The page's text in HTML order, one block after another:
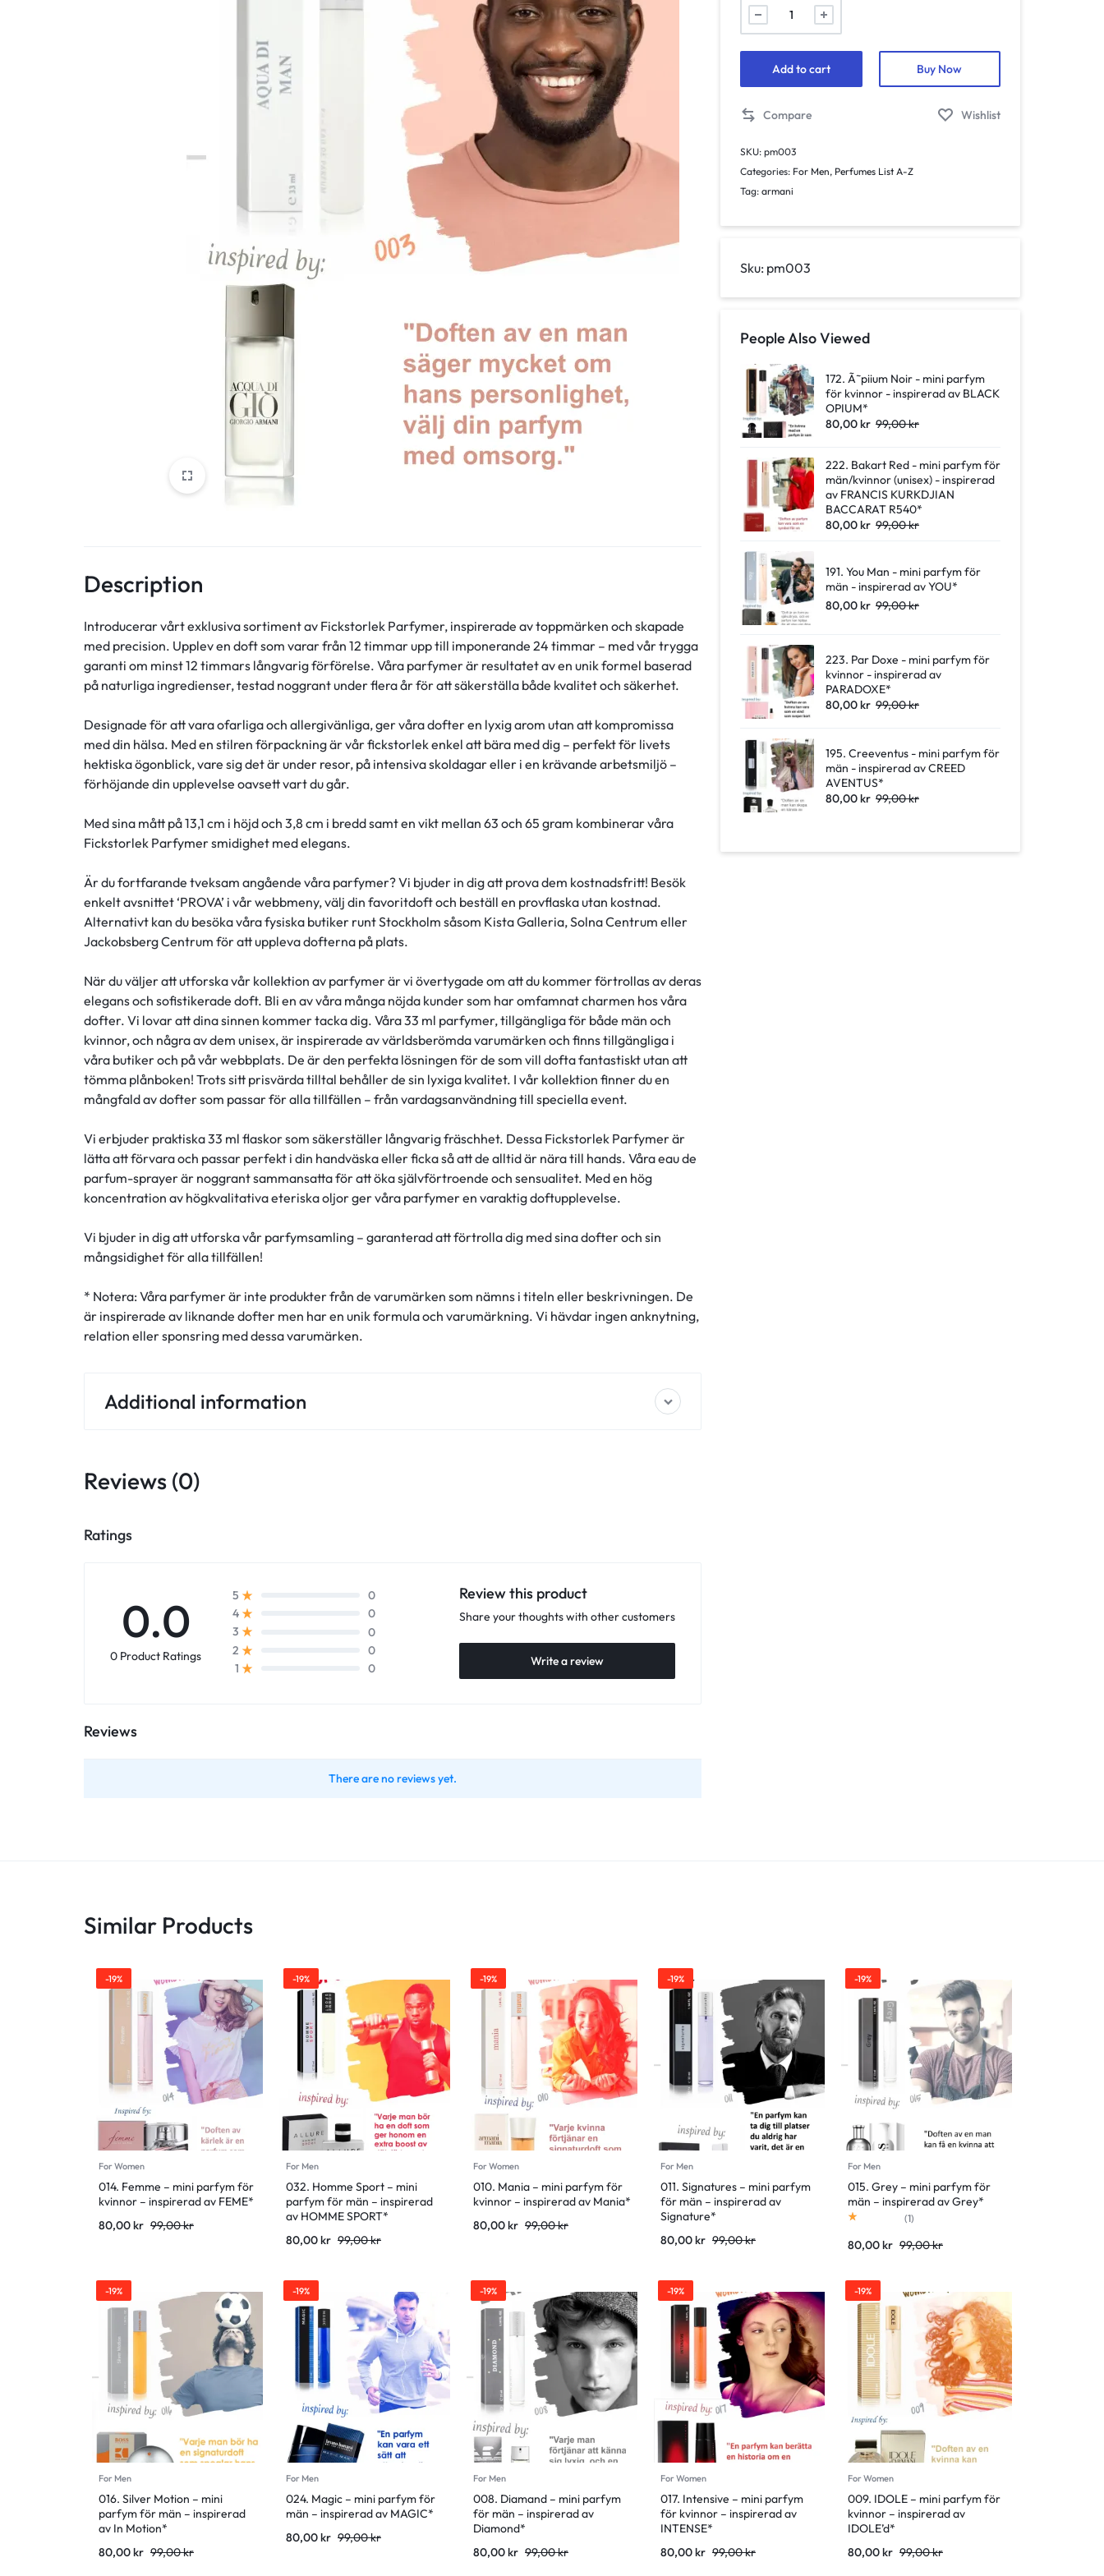
003.
Aqua
-
mini
parfym
för
män
-
av
Di
quantity
Add to cart Buy Now
Compare Wishlist
SKU: pm003
Categories: For Men, Perfumes List A-Z
Tag: armani
Sku: pm003
People Also Viewed
172. Ã˜piium Noir - mini parfym
för kvinnor - inspirerad av BLACK
OPIUM*
80,00kr 99,00kr
222. Bakart Red - mini parfym för
män/kvinnor (unisex) - inspirerad
av FRANCIS KURKDJIAN
BACCARAT R540*
80,00kr 99,00kr
191. You Man - mini parfym för
män - inspirerad av YOU*
80,00kr 99,00kr
223. Par Doxe - mini parfym för
kvinnor - inspirerad av
PARADOXE*
80,00kr 99,00kr
195. Creeventus - mini parfym för
män - inspirerad av CREED
AVENTUS*
80,00kr 99,00kr
Additional information
Description
Introducerar vårt exklusiva sortiment av Fickstorlek Parfymer, inspirerade av toppmärken och skapade
med precision. Upplev en doft som varar från 12 timmar upp till imponerande 24 timmar – med vår trygga
garanti om minst 12 timmars långvarig förförelse. Våra parfymer är resultatet av en unik formel baserad
på naturliga ingredienser, testad noggrant under flera år för att säkerställa både kvalitet och säkerhet.
Designade för att vara ofarliga och allergivänliga, ger våra dofter en lyxig arom utan att kompromissa
med din hälsa. Med en stilren förpackning är vår fickstorlek enkel att bära med dig – perfekt för livets
hektiska ögonblick, vare sig det är under resor, på intensiva skoldagar eller i en krävande arbetsmiljö –
förhöjande din upplevelse oavsett vart du går.
Med sina mått på 13,1 cm i höjd och 3,8 cm i bredd samt en vikt mellan 63 och 65 gram kombinerar våra
Fickstorlek Parfymer smidighet med elegans.
Är du fortfarande tveksam angående våra parfymer? Vi bjuder in dig att prova dem kostnadsfritt! Besök
enkelt avsnittet ‘PROVA’ i vår webbmeny, välj din favoritdoft och beställ en provflaska utan kostnad.
Alternativt kan du besöka våra fysiska butiker runt Stockholm såsom Kista Galleria, Solna Centrum eller
Jackobsberg Centrum för att uppleva dofterna på plats.
När du väljer att utforska vår kollektion av parfymer är vi övertygade om att du kommer förtrollas av deras
elegans och sofistikerade doft. Bli en av våra många nöjda kunder som har omfamnat charmen hos våra
dofter. Vi lovar att dina sinnen kommer tacka dig. Våra 33 ml parfymer, tillgängliga för både män och
kvinnor, och några av dem unisex, är inspirerade av världsberömda varumärken och finns tillgängliga i
våra butiker och på vår webbplats. De är den perfekta lösningen för de som vill dofta fantastiskt utan att
tömma plånboken! Trots sitt prisvärda tilltal behåller de sin lyxiga kvalitet. I vår kollektion finner du en
mångfald av dofter som passar för alla tillfällen – från vardagsanvändning till speciella event.
Vi erbjuder praktiska 33 ml flaskor som säkerställer långvarig fräschhet. Dessa Fickstorlek Parfymer är
lätta att förvara och passar perfekt i din handväska eller ficka så att de alltid är nära till hands. Våra eau de
parfum-sprayer är noggrant sammansatta för att öka självförtroende och sensualitet. Med en hög
koncentration av högkvalitativa eteriska oljor ger våra parfymer en varaktig doftupplevelse.
Vi bjuder in dig att utforska vår parfymsamling – garanterad att förtrolla dig med sina dofter och sin
mångsidighet för alla tillfällen!
* Notera: Våra parfymer är inte produkter från de varumärken som nämns i titeln eller beskrivningen. De
är inspirerade av liknande dofter men har en unik formula och varumärkning. Vi hävdar ingen anknytning,
relation eller sponsring med dessa varumärken.
Reviews (0)
Ratings
0.0
0 Product Ratings
5
0
4
0
3
0
2
0
1
0
Review this product
Share your thoughts with other customers
Write a review
Reviews
There are no reviews yet.
Similar Products
-19%
For Women
014. Femme – mini parfym för
kvinnor – inspirerad av FEME*
80,00kr 99,00kr
-19%
For Men
032. Homme Sport – mini
parfym för män – inspirerad
av HOMME SPORT*
80,00kr 99,00kr
-19%
For Women
010. Mania – mini parfym för
kvinnor – inspirerad av Mania*
80,00kr 99,00kr
-19%
For Men
011. Signatures – mini parfym
för män – inspirerad av
Signature*
80,00kr 99,00kr
-19%
For Men
015. Grey – mini parfym för
män – inspirerad av Grey*
Rated out of 5
(1)
80,00kr 99,00kr
-19%
For Men
016. Silver Motion – mini
parfym för män – inspirerad
av In Motion*
80,00kr 99,00kr
-19%
For Men
024. Magic – mini parfym för
män – inspirerad av MAGIC*
80,00kr 99,00kr
-19%
For Men
008. Diamand – mini parfym
för män – inspirerad av
Diamond*
80,00kr 99,00kr
-19%
For Women
017. Intensive – mini parfym
för kvinnor – inspirerad av
INTENSE*
80,00kr 99,00kr
-19%
For Women
009. IDOLE – mini parfym för
kvinnor – inspirerad av
IDOLE’d*
80,00kr 99,00kr